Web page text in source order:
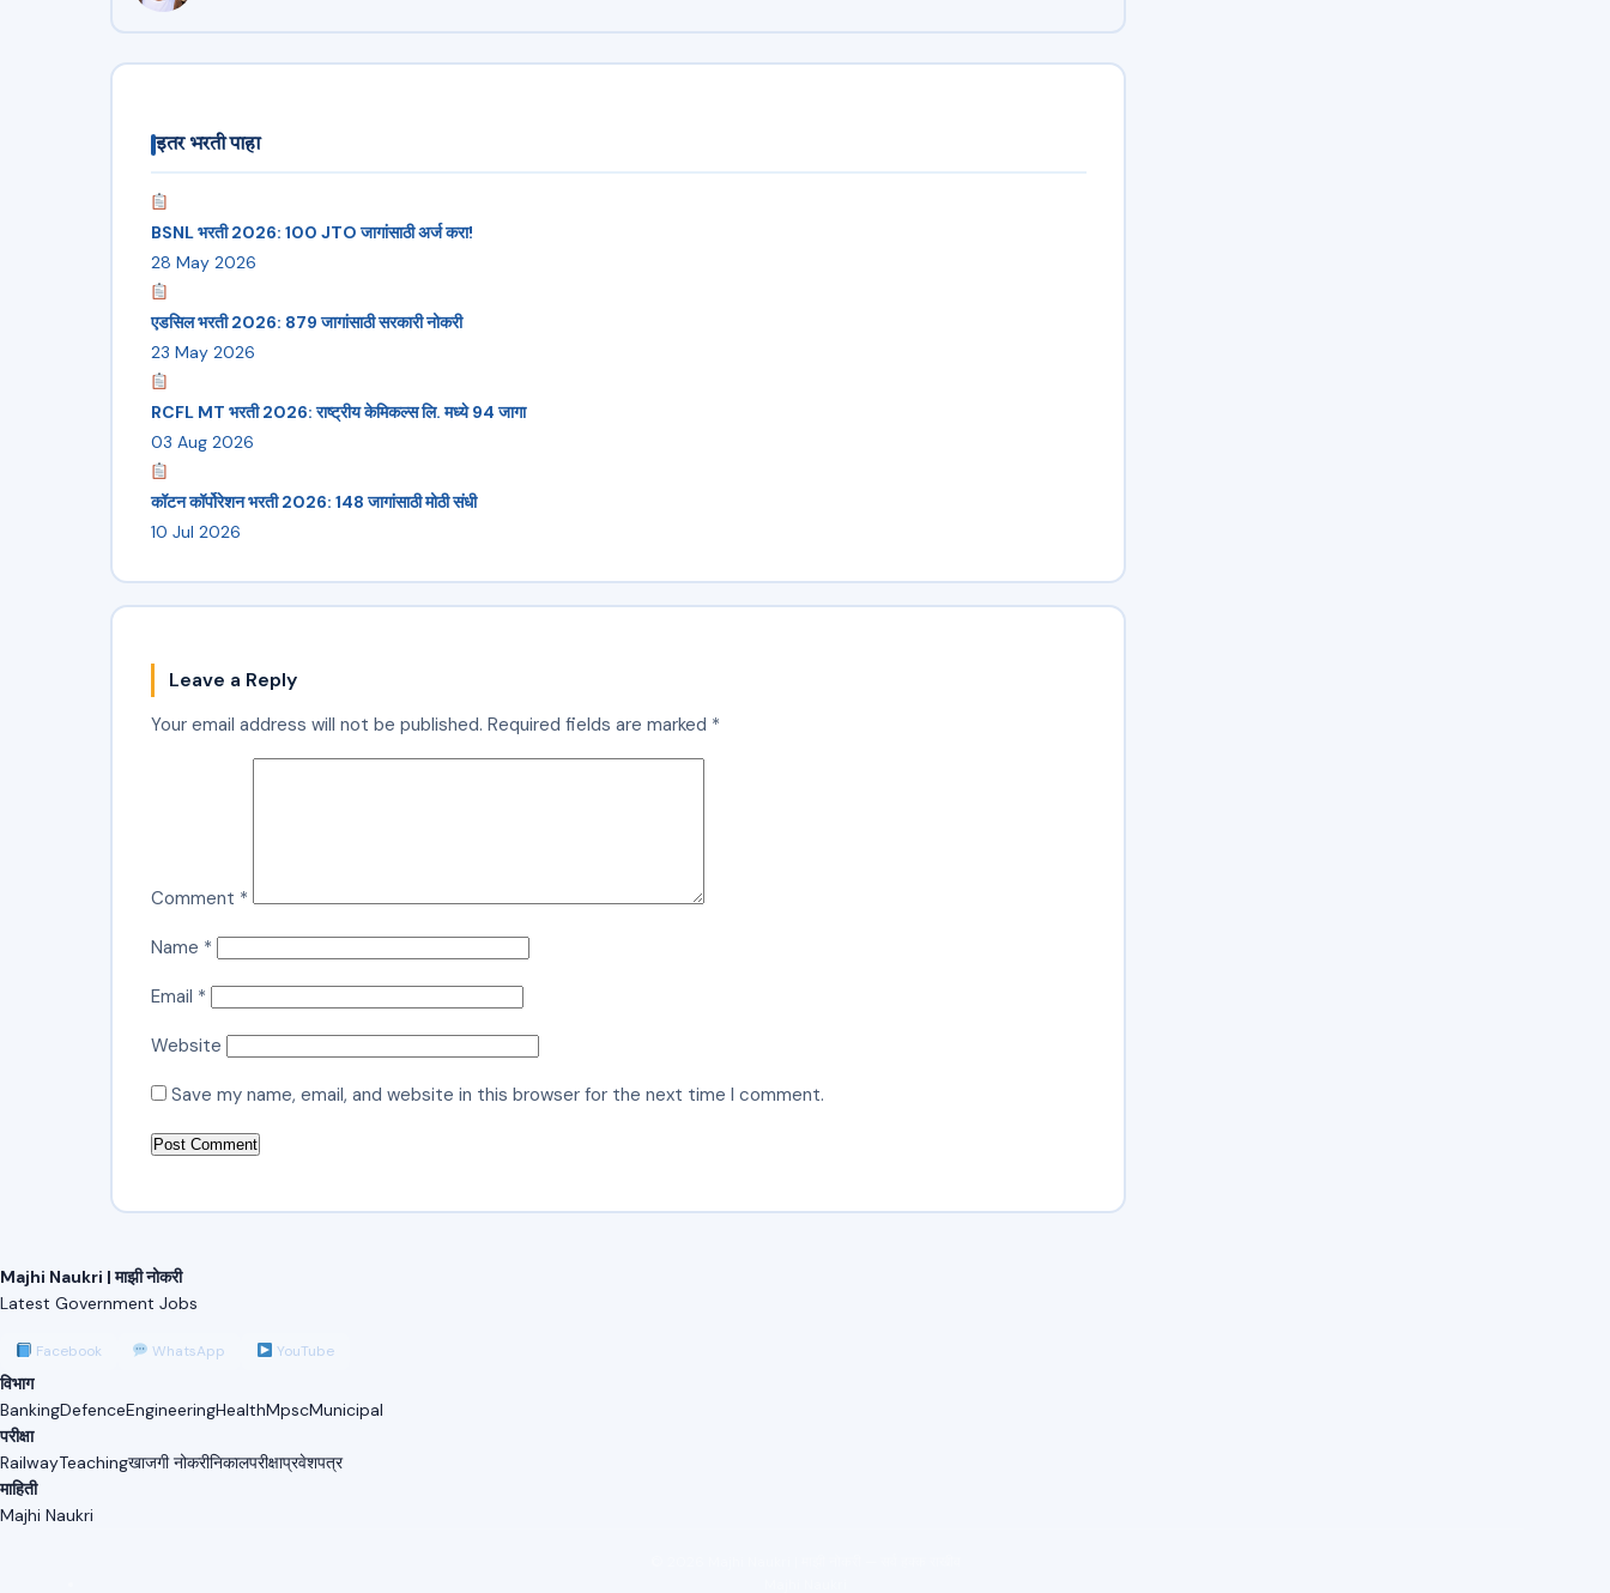
इतर भरती पाहा
BSNL भरती 2026: 100 JTO जागांसाठी अर्ज करा!
28 May 2026
एडसिल भरती 2026: 879 जागांसाठी सरकारी नोकरी
23 May 2026
RCFL MT भरती 2026: राष्ट्रीय केमिकल्स लि. मध्ये 94 जागा
03 Aug 2026
कॉटन कॉर्पोरेशन भरती 2026: 148 जागांसाठी मोठी संधी
10 Jul 2026
Leave a Reply
Your email address will not be published. Required fields are marked *
Comment *
Name *
Email *
Website
Save my name, email, and website in this browser for the next time I comment.
Majhi Naukri | माझी नोकरी
Latest Government Jobs
Facebook WhatsApp YouTube
विभाग
BankingDefenceEngineeringHealthMpscMunicipal
परीक्षा
RailwayTeachingखाजगी नोकरीनिकालपरीक्षाप्रवेशपत्र
माहिती
Majhi Naukri